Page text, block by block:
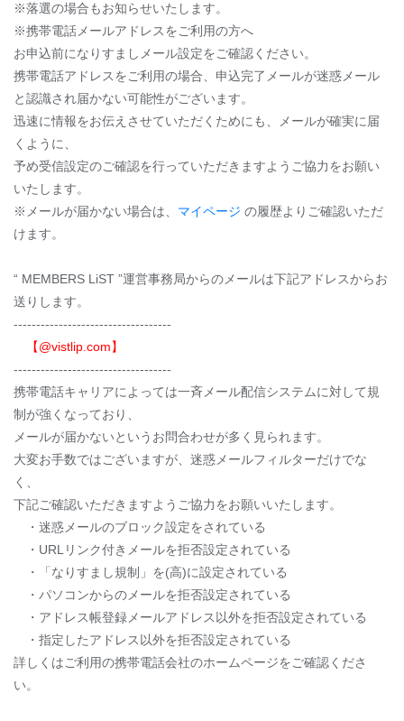
※落選の場合もお知らせいたします。
※携帯電話メールアドレスをご利用の方へ
お申込前になりすましメール設定をご確認ください。
携帯電話アドレスをご利用の場合、申込完了メールが迷惑メール
と認識され届かない可能性がございます。
迅速に情報をお伝えさせていただくためにも、メールが確実に届
くように、
予め受信設定のご確認を行っていただきますようご協力をお願い
いたします。
※メールが届かない場合は、 マイページ の履歴よりご確認いただ
けます。
“ MEMBERS LiST ”運営事務局からのメールは下記アドレスからお
送りします。
-----------------------------------
【@vistlip.com】
-----------------------------------
携帯電話キャリアによっては一斉メール配信システムに対して規
制が強くなっており、
メールが届かないというお問合わせが多く見られます。
大変お手数ではございますが、迷惑メールフィルターだけでな
く、
下記ご確認いただきますようご協力をお願いいたします。
・迷惑メールのブロック設定をされている
・URLリンク付きメールを拒否設定されている
・「なりすまし規制」を(高)に設定されている
・パソコンからのメールを拒否設定されている
・アドレス帳登録メールアドレス以外を拒否設定されている
・指定したアドレス以外を拒否設定されている
詳しくはご利用の携帯電話会社のホームページをご確認くださ
い。